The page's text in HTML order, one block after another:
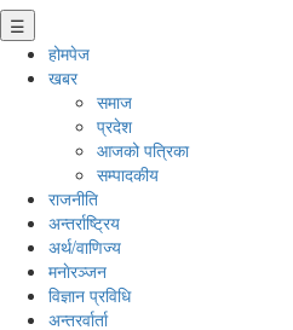
☰
होमपेज
खबर
समाज
प्रदेश
आजको पत्रिका
सम्पादकीय
राजनीति
अन्तर्राष्ट्रिय
अर्थ/वाणिज्य
मनाेरञ्जन
विज्ञान प्रविधि
अन्तरर्वार्ता